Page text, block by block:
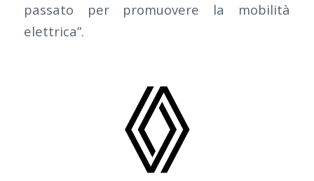
passato per promuovere la mobilità
elettrica”.